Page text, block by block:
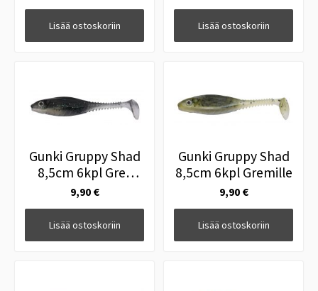
Lisää ostoskoriin Lisää ostoskoriin
Gunki Gruppy Shad
8,5cm 6kpl Grey
Shiner
9,90 €
Lisää ostoskoriin
Gunki Gruppy Shad
8,5cm 6kpl Gremille
9,90 €
Lisää ostoskoriin